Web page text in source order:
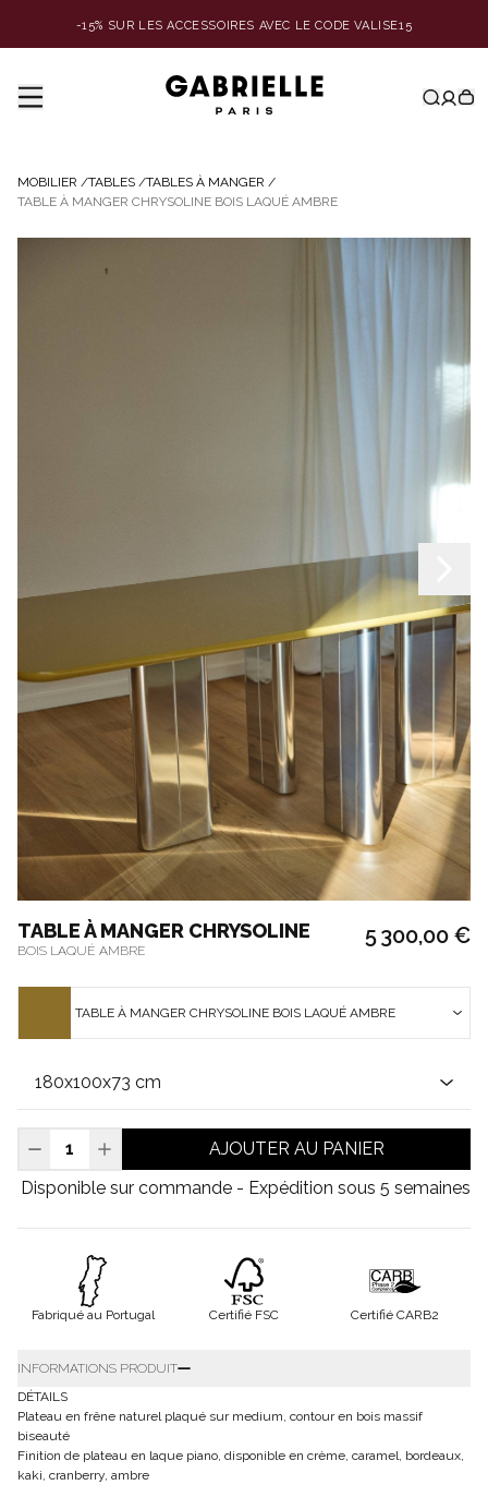
-15% SUR LES ACCESSOIRES AVEC LE CODE VALISE15
MOBILIER /TABLES /TABLES À MANGER /
TABLE À MANGER CHRYSOLINE BOIS LAQUÉ AMBRE
TABLE À MANGER CHRYSOLINE
BOIS LAQUÉ AMBRE
5 300,00 €
TABLE À MANGER CHRYSOLINE BOIS LAQUÉ AMBRE
AJOUTER AU PANIER
Disponible sur commande - Expédition sous 5 semaines
Fabriqué au Portugal Certifié FSC Certifié CARB2
INFORMATIONS PRODUIT
DÉTAILS
Plateau en frêne naturel plaqué sur medium, contour en bois massif
biseauté
Finition de plateau en laque piano, disponible en crème, caramel, bordeaux,
kaki, cranberry, ambre